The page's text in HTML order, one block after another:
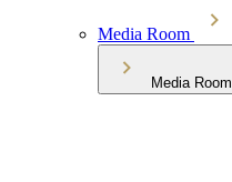
Media Room
Media Room